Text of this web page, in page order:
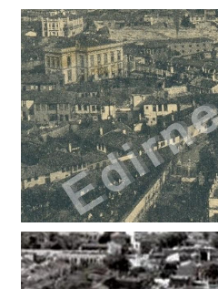
AHİ ÇELEBİ ÇUBUKÇULAR